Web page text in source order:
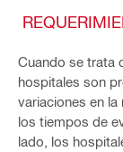
Cuando se trata
hospitales son
variaciones en
los tiempos de
lado, los